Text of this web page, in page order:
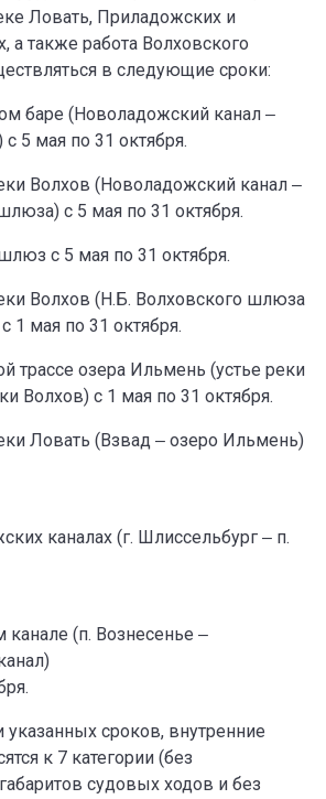
Ловать, Приладожских и
а также работа Волховского
в следующие сроки:
баре (Новоладожский канал ‒
5 мая по 31 октября.
Волхов (Новоладожский канал ‒
с 5 мая по 31 октября.
с 5 мая по 31 октября.
Волхов (Н.Б. Волховского шлюза
1 мая по 31 октября.
озера Ильмень (устье реки
Волхов) с 1 мая по 31 октября.
Ловать (Взвад ‒ озеро Ильмень)
каналах (г. Шлиссельбург ‒ п.
(п. Вознесенье ‒
сроков, внутренние
к 7 категории (без
судовых ходов и без